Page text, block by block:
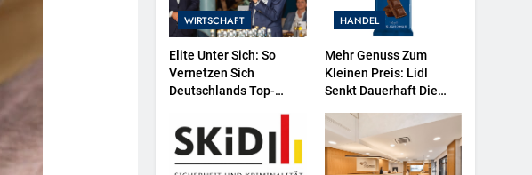
EU-Kommission Zur
Tierindustrie An
WIRTSCHAFT
Elite Unter Sich: So
Vernetzen Sich
Deutschlands Top-
Zukunft
HANDEL
Mehr Genuss Zum
Kleinen Preis: Lidl
Senkt Dauerhaft Die
26 Schokoladenartikel
Jetzt Bis Zu 13 Prozent
Günstiger